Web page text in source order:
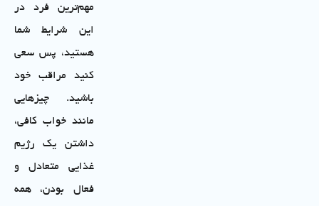
مهم‌ترین فرد در
این شرایط شما
هستید، پس سعی
کنید مراقب خود
باشید. چیزهایی
مانند خواب کافی،
داشتن یک رژیم
غذایی متعادل و
فعال بودن، همه